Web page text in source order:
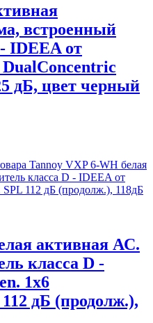
встроенный
IDEEA от
дБ, цвет черный
активная АС.
класса D -
1х6
дБ (продолж.),